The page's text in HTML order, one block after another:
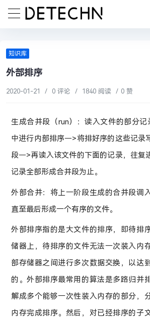
知识库
外部排序
2020-01-21 / 0 评论 / 1840 阅读 / 0 赞
生成合并段（run）：读入文件的部分
中进行内部排序－>将排好序的这些记录
段－>再读入该文件的下面的记录，往复
记录全部形成合并段为止。
外部合并：将上一阶段生成的合并段调
直至最后形成一个有序的文件。
外部排序指的是大文件的排序，即待排
储器上，待排序的文件无法一次装入内
部存储器之间进行多次数据交换，以达
的。外部排序最常用的算法是多路归并
解成多个能够一次性装入内存的部分，
内存完成排序。然后，对已经排序的子